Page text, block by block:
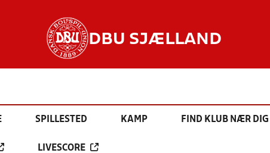
DBU SJÆLLAND
SPILLESTED KAMP FIND KLUB NÆR DIG
LIVESCORE